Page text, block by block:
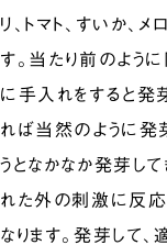
リ、トマト、すいか、
す。当たり前のよう
に手入れをすると発
れば当然のように発
うとなかなか発芽し
れた外の刺激に反応
なります。発芽して